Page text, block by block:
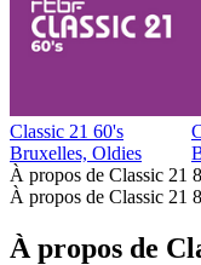
Classic 21 60's
Bruxelles, Oldies
À propos de Classic 21
À propos de Classic 21
À propos de